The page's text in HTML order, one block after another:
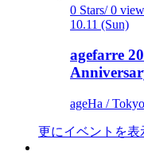
0 Stars/ 0
10.11 (Sun)
agefarre
ageHa /
更にイベントを表